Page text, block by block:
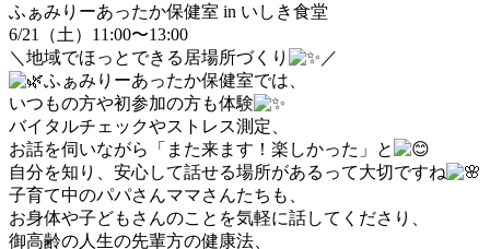
ふぁみりーあったか保健室 in いしき食堂
6/21（土）11:00〜13:00
＼地域でほっとできる居場所づくり
／
ふぁみりーあったか保健室では、
いつもの方や初参加の方も体験
バイタルチェックやストレス測定、
お話を伺いながら「また来ます！楽しかった」と
自分を知り、安心して話せる場所があるって大切ですね
子育て中のパパさんママさんたちも、
お身体や子どもさんのことを気軽に話してくださり、
御高齢の人生の先輩方の健康法、